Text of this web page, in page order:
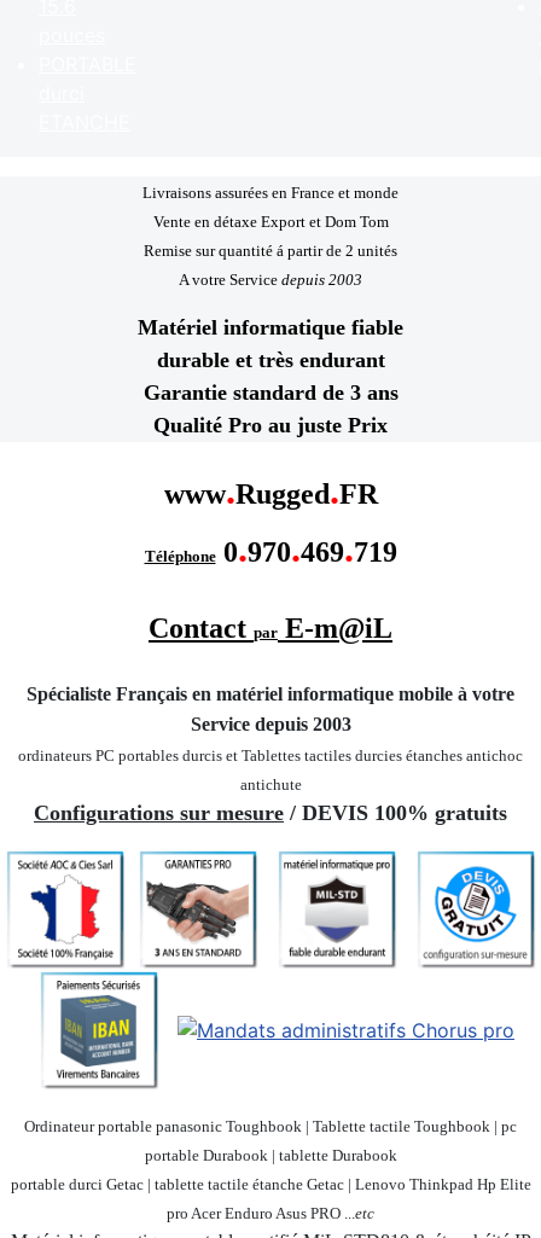
Livraisons assurées en France et monde
Vente en détaxe Export et Dom Tom
Remise sur quantité á partir de 2 unités
A votre Service depuis 2003
Matériel informatique fiable
durable et très endurant
Garantie standard de 3 ans
Qualité Pro au juste Prix
www.Rugged.FR
Téléphone0.970.469.719
Contact par E-m@iL
Spécialiste Français en matériel informatique mobile à votre
Service depuis 2003
ordinateurs PC portables durcis et Tablettes tactiles durcies étanches antichoc
antichute
Configurations sur mesure / DEVIS 100% gratuits
Ordinateur portable panasonic Toughbook | Tablette tactile Toughbook | pc
portable Durabook | tablette Durabook
portable durci Getac | tablette tactile étanche Getac | Lenovo Thinkpad Hp Elite
pro Acer Enduro Asus PRO ...etc